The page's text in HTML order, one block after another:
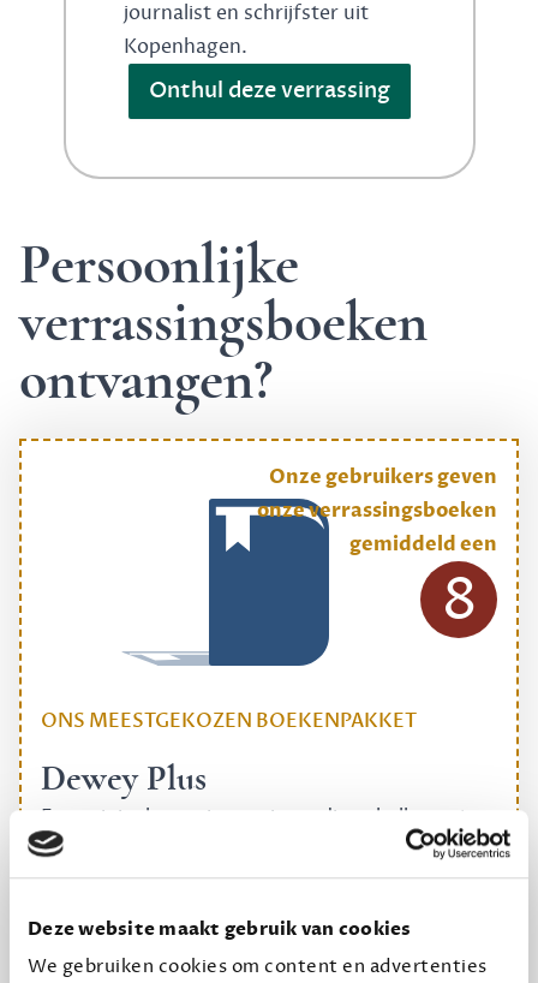
Deze website maakt gebruik van cookies
We gebruiken cookies om content en advertenties
journalist en schrijfster uit
Kopenhagen.
Onthul deze verrassing
Persoonlijke
verrassingsboeken
ontvangen?
ONS MEESTGEKOZEN BOEKENPAKKET
Dewey Plus
Een originele manier om je reading challenge te
halen.
Onze gebruikers geven
onze verrassingsboeken
gemiddeld een
8